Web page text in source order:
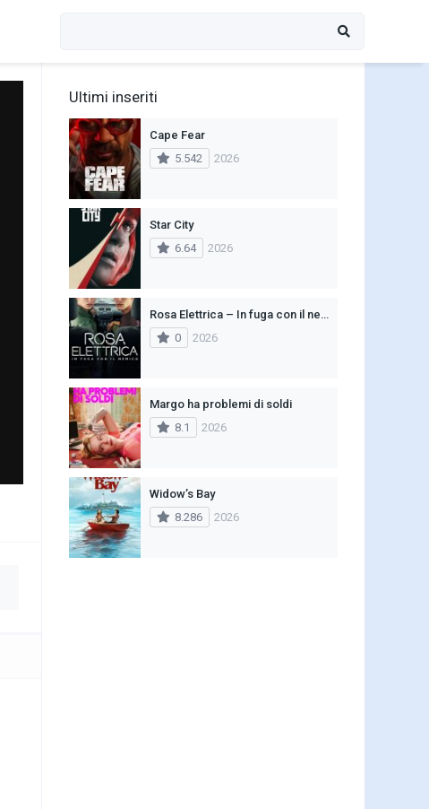
Ultimi inseriti
Cape Fear
5.542
2026
Star City
6.64
2026
Rosa Elettrica – In fuga con il nemico
0
2026
Margo ha problemi di soldi
8.1
2026
Widow’s Bay
8.286
2026